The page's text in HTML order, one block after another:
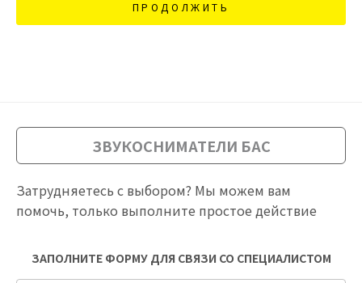
ПРОДОЛЖИТЬ
ЗВУКОСНИМАТЕЛИ БАС
Затрудняетесь с выбором? Мы можем вам
помочь, только выполните простое действие
ЗАПОЛНИТЕ ФОРМУ ДЛЯ СВЯЗИ СО СПЕЦИАЛИСТОМ